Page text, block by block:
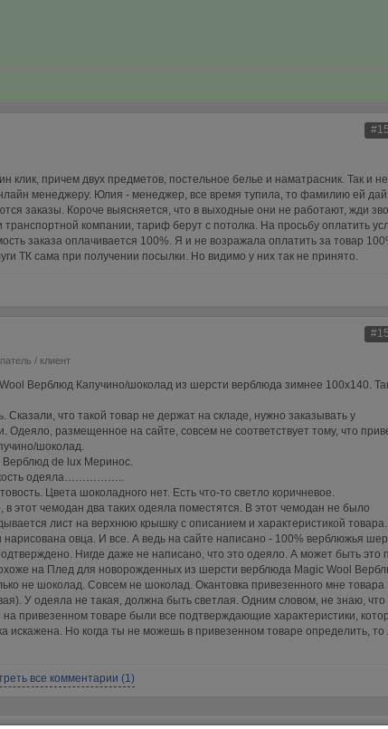
клик, причем двух предметов, постельное белье и наматрасник. Так и не
менеджеру. Юлия - менеджер, все время тупила, то фамилию ей
заказы. Короче выясняется, что в выходные они не работают, жди
компании, тариф берут с потолка. На просьбу оплатить
заказа оплачивается 100%. Я и не возражала оплатить за товар
ТК сама при получении посылки. Но видимо у них так не принято.
/ клиент
Верблюд Капучино/шоколад из шерсти верблюда зимнее 100x140.
что такой товар не держат на складе, нужно заказывать у
Одеяло, размещенное на сайте, совсем не соответствует тому, что
шоколад.
Верблюд de lux Меринос.
одеяла……………..
Цвета шоколадного нет. Есть что-то светло коричневое.
этот чемодан два таких одеяла поместятся. В этот чемодан не было
лист на верхнюю крышку с описанием и характеристикой товара.
овца. И все. А ведь на сайте написано - 100% верблюжья
Нигде даже не написано, что это одеяло. А может быть это
на Плед для новорожденных из шерсти верблюда Magic Wool
не шоколад. Совсем не шоколад. Окантовка привезенного мне товара
У одеяла не такая, должна быть светлая. Одним словом, не знаю, что
привезенном товаре были все подтверждающие характеристики,
искажена. Но когда ты не можешь в привезенном товаре определить, то
все комментарии (1)